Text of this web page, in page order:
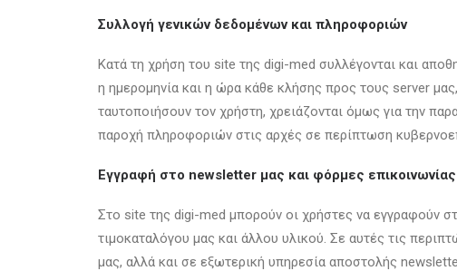
Συλλογή γενικών δεδομένων και πληροφοριών
Κατά τη χρήση του site της digi-med συλλέγονται και
η ημερομηνία και η ώρα κάθε κλήσης προς τους server
ταυτοποιήσουν τον χρήστη, χρειάζονται όμως για την
παροχή πληροφοριών στις αρχές σε περίπτωση
Εγγραφή στο newsletter μας και φόρμες επικοινωνίας
Στο site της digi-med μπορούν οι χρήστες να εγγραφούν
τιμοκαταλόγου μας και άλλου υλικού. Σε αυτές τις
μας, αλλά και σε εξωτερική υπηρεσία αποστολής